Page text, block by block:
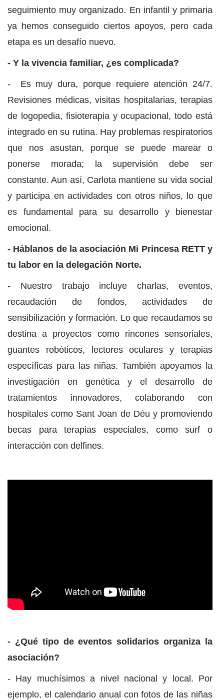
seguimiento muy organizado. En infantil y primaria
ya hemos conseguido ciertos apoyos, pero cada
etapa es un desafío nuevo.
- Y la vivencia familiar, ¿es complicada?
- Es muy dura, porque requiere atención 24/7.
Revisiones médicas, visitas hospitalarias, terapias
de logopedia, fisioterapia y ocupacional, todo está
integrado en su rutina. Hay problemas respiratorios
que nos asustan, porque se puede marear o
ponerse morada; la supervisión debe ser
constante. Aun así, Carlota mantiene su vida social
y participa en actividades con otros niños, lo que
es fundamental para su desarrollo y bienestar
emocional.
- Háblanos de la asociación Mi Princesa RETT y
tu labor en la delegación Norte.
- Nuestro trabajo incluye charlas, eventos,
recaudación de fondos, actividades de
sensibilización y formación. Lo que recaudamos se
destina a proyectos como rincones sensoriales,
guantes robóticos, lectores oculares y terapias
específicas para las niñas. También apoyamos la
investigación en genética y el desarrollo de
tratamientos innovadores, colaborando con
hospitales como Sant Joan de Déu y promoviendo
becas para terapias especiales, como surf o
interacción con delfines.
- ¿Qué tipo de eventos solidarios organiza la
asociación?
- Hay muchísimos a nivel nacional y local. Por
ejemplo, el calendario anual con fotos de las niñas